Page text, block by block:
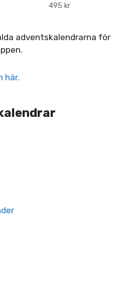
495 kr
adventskalendrarna för
här.